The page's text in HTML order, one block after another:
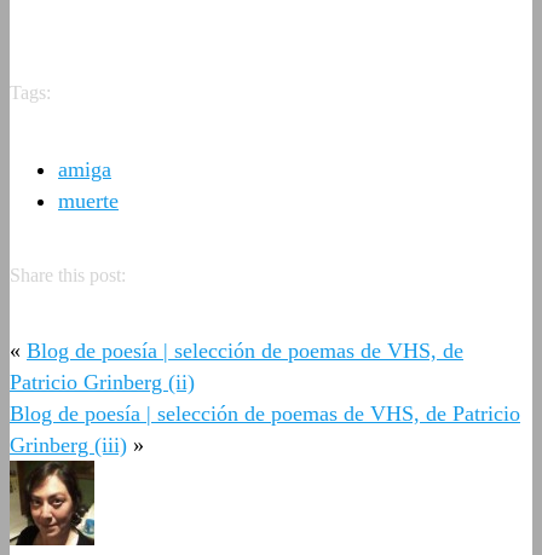
Tags:
amiga
muerte
Share this post:
« Blog de poesía | selección de poemas de VHS, de
Patricio Grinberg (ii)
Blog de poesía | selección de poemas de VHS, de Patricio
Grinberg (iii) »